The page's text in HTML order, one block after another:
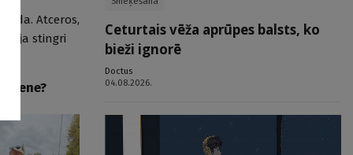
Atceros,
stingri
Ceturtais vēža aprūpes balsts, ko
bieži ignorē
Doctus
04.08.2026.